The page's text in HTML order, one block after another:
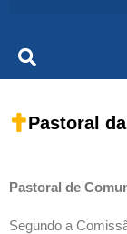
Pastoral
Pastoral de
Segundo a